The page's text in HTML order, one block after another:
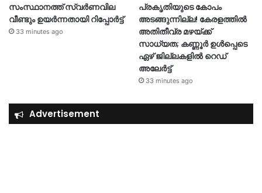
സംസ്ഥാനത്ത് സ്വർണവില
വീണ്ടും ഉയർന്നതായി റിപ്പോർട്ട്
33 minutes ago
പ്രകൃതിയുടെ കോപം
അടങ്ങുന്നില്ല! കേരളത്തിൽ
അതിതീവ്ര മഴയ്ക്ക്
സാധ്യത; കണ്ണൂർ ഉൾപ്പെടെ
ഏഴ് ജില്ലകളിൽ റെഡ്
അലേർട്ട്
33 minutes ago
Advertisement